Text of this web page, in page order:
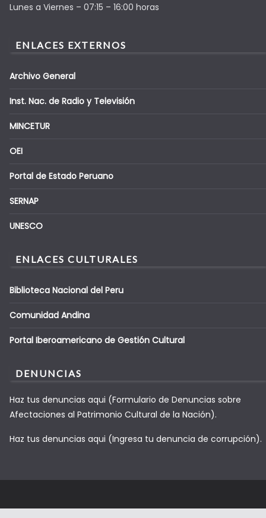
Lunes a Viernes – 07:15 – 16:00 horas
ENLACES EXTERNOS
Archivo General
Inst. Nac. de Radio y Televisión
MINCETUR
OEI
Portal de Estado Peruano
SERNAP
UNESCO
ENLACES CULTURALES
Biblioteca Nacional del Peru
Comunidad Andina
Portal Iberoamericano de Gestión Cultural
DENUNCIAS
Haz tus denuncias aqui (Formulario de Denuncias sobre
Afectaciones al Patrimonio Cultural de la Nación).
Haz tus denuncias aqui (Ingresa tu denuncia de corrupción).